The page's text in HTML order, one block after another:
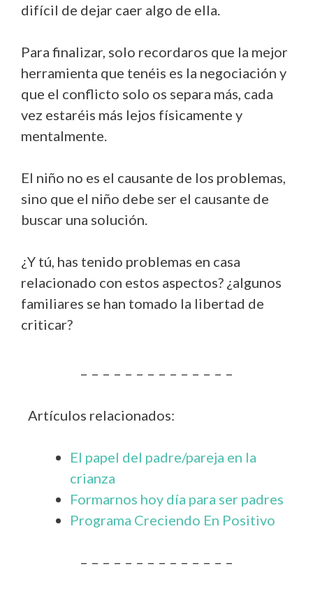
difícil de dejar caer algo de ella.
Para finalizar, solo recordaros que la mejor
herramienta que tenéis es la negociación y
que el conflicto solo os separa más, cada
vez estaréis más lejos físicamente y
mentalmente.
El niño no es el causante de los problemas,
sino que el niño debe ser el causante de
buscar una solución.
¿Y tú, has tenido problemas en casa
relacionado con estos aspectos? ¿algunos
familiares se han tomado la libertad de
criticar?
– – – – – – – – – – – – – –
Artículos relacionados:
El papel del padre/pareja en la
crianza
Formarnos hoy día para ser padres
Programa Creciendo En Positivo
– – – – – – – – – – – – – –